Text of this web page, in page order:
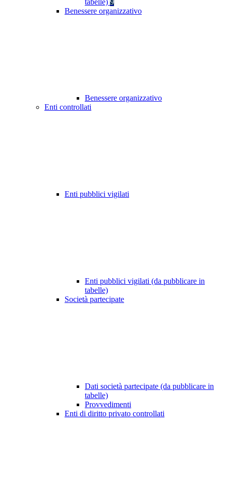
tabelle) 9
Benessere organizzativo
Benessere organizzativo
Enti controllati
Enti pubblici vigilati
Enti pubblici vigilati (da pubblicare in
tabelle)
Società partecipate
Dati società partecipate (da pubblicare in
tabelle)
Provvedimenti
Enti di diritto privato controllati